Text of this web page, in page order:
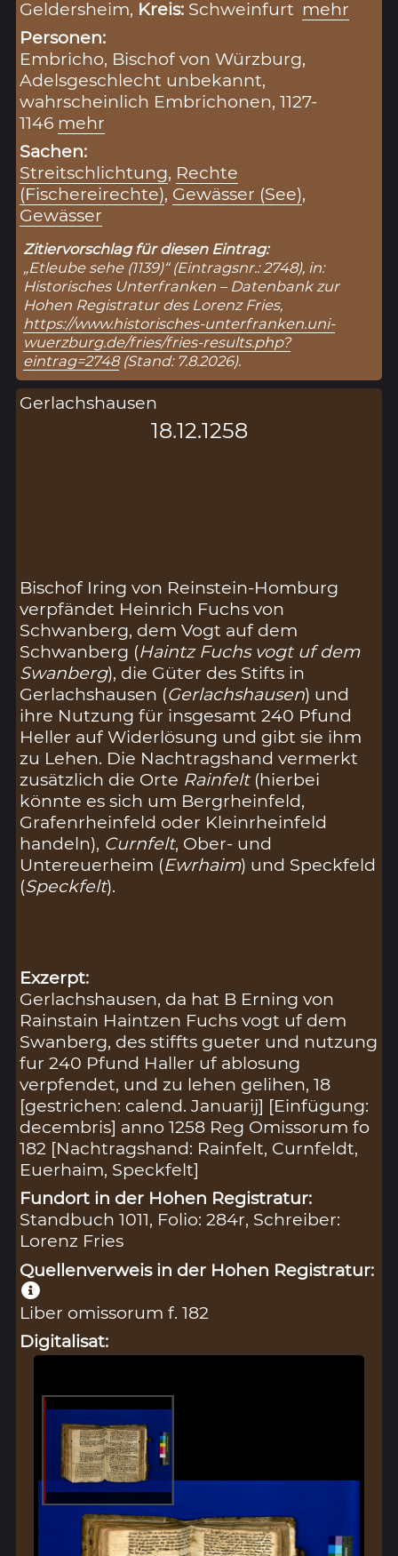
Geldersheim, Kreis: Schweinfurt mehr
Personen:
Embricho, Bischof von Würzburg,
Adelsgeschlecht unbekannt,
wahrscheinlich Embrichonen, 1127-
1146 mehr
Sachen:
Streitschlichtung, Rechte
(Fischereirechte), Gewässer (See),
Gewässer
Zitiervorschlag für diesen Eintrag:
„Etleube sehe (1139)“ (Eintragsnr.: 2748), in:
Historisches Unterfranken – Datenbank zur
Hohen Registratur des Lorenz Fries,
https://www.historisches-unterfranken.uni-
wuerzburg.de/fries/fries-results.php?
eintrag=2748(Stand: 7.8.2026).
Gerlachshausen
18.12.1258
Bischof Iring von Reinstein-Homburg
verpfändet Heinrich Fuchs von
Schwanberg, dem Vogt auf dem
Schwanberg (Haintz Fuchs vogt uf dem
Swanberg), die Güter des Stifts in
Gerlachshausen (Gerlachshausen) und
ihre Nutzung für insgesamt 240 Pfund
Heller auf Widerlösung und gibt sie ihm
zu Lehen. Die Nachtragshand vermerkt
zusätzlich die Orte Rainfelt(hierbei
könnte es sich um Bergrheinfeld,
Grafenrheinfeld oder Kleinrheinfeld
handeln), Curnfelt, Ober- und
Untereuerheim (Ewrhaim) und Speckfeld
(Speckfelt).
Exzerpt:
Gerlachshausen, da hat B Erning von
Rainstain Haintzen Fuchs vogt uf dem
Swanberg, des stiffts gueter und nutzung
fur 240 Pfund Haller uf ablosung
verpfendet, und zu lehen gelihen, 18
[gestrichen: calend. Januarij] [Einfügung:
decembris] anno 1258 Reg Omissorum fo
182 [Nachtragshand: Rainfelt, Curnfeldt,
Euerhaim, Speckfelt]
Fundort in der Hohen Registratur:
Standbuch 1011, Folio: 284r, Schreiber:
Lorenz Fries
Quellenverweis in der Hohen Registratur:
Liber omissorum f. 182
Digitalisat: